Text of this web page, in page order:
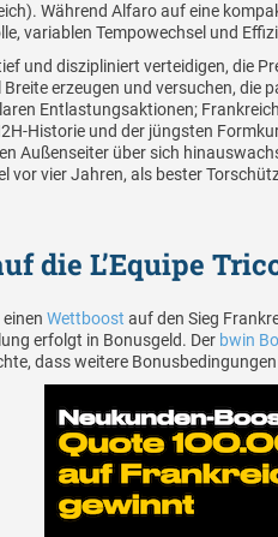
Während Alfaro auf eine
variablen Tempowechsel und
und diszipliniert verteidigen, die
erzeugen und versuchen,
Entlastungsaktionen;
Historie und der jüngsten
Außenseiter über sich
vor vier Jahren, als bester
die L’Equipe
Wettboost auf den Sieg
erfolgt in Bonusgeld. Der bwin
dass weitere